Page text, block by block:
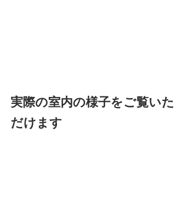
実際の室内の様子をご覧いた
だけます